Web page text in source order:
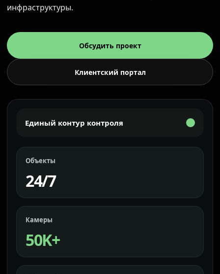
инфраструктуры.
Обсудить проект
Клиентский портал
Единый контур контроля
Объекты
24/7
Камеры
50K+